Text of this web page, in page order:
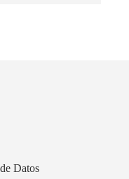
Datos